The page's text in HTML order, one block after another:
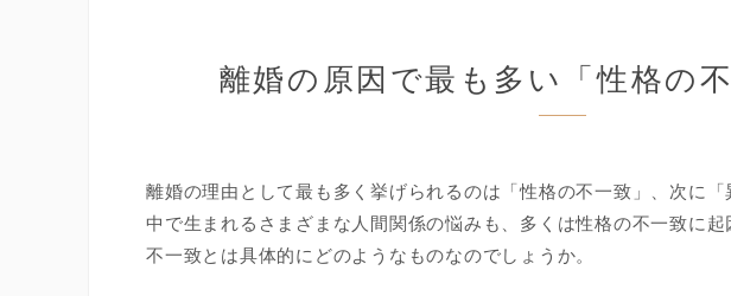
離婚の原因で最も多い「性格の
離婚の理由として最も多く挙げられるのは「性格の不一致」、次に
中で生まれるさまざまな人間関係の悩みも、多くは性格の不一致に
不一致とは具体的にどのようなものなのでしょうか。